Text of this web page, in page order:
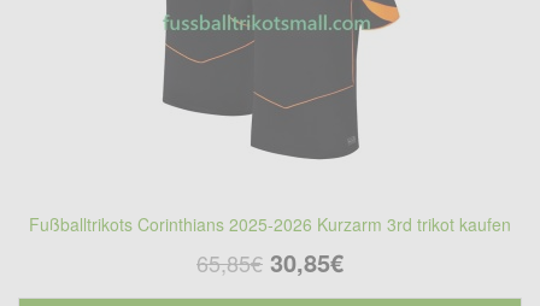
Fußballtrikots Corinthians 2025-2026 Kurzarm 3rd trikot kaufen
65,85€ 30,85€